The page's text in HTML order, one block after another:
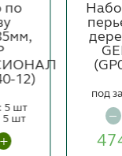
по
12)
5 шт
5 шт
под